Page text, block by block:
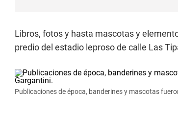
Libros, fotos y hasta mascotas y
predio del estadio leproso de calle Las
Publicaciones de época, banderines y mascotas